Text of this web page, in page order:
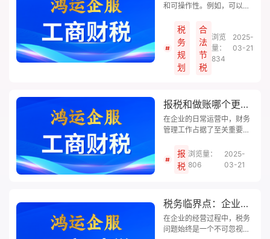
和可操作性。例如，可以通
立内部税务审计机制等方
式，提升税务合规水平。
税
务
规
划
合
法
节
税
浏览
量：
834
2025-
03-21
报税和做账哪个更重要？
在企业的日常运营中，财务
管理工作占据了至关重要的
税和做账是两个核心环节。
许多企业主常常困惑：报税
和做账，到底哪个更重要？
阶段和场景下，它们的优先
级可能会有所不同。鸿运企
服小编将为您详细解析报税
报
税
浏览量：
806
2025-
03-21
税务临界点：企业如何巧妙规划，实现税负最优化？
在企业的经营过程中，税务
问题始终是一个不可忽视的